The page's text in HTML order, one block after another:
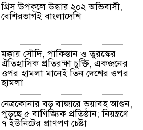
গ্রিস উপকূলে উদ্ধার ২০২ অভিবাসী,
বেশিরভাগই বাংলাদেশি
মক্কায় সৌদি, পাকিস্তান ও তুরস্কের
ঐতিহাসিক প্রতিরক্ষা চুক্তি, একজনের
ওপর হামলা মানেই তিন দেশের ওপর
হামলা
নেত্রকোনার বড় বাজারে ভয়াবহ আগুন,
পুড়ছে ৫ বাণিজ্যিক প্রতিষ্ঠান; নিয়ন্ত্রণে
৭ ইউনিটের প্রাণপণ চেষ্টা